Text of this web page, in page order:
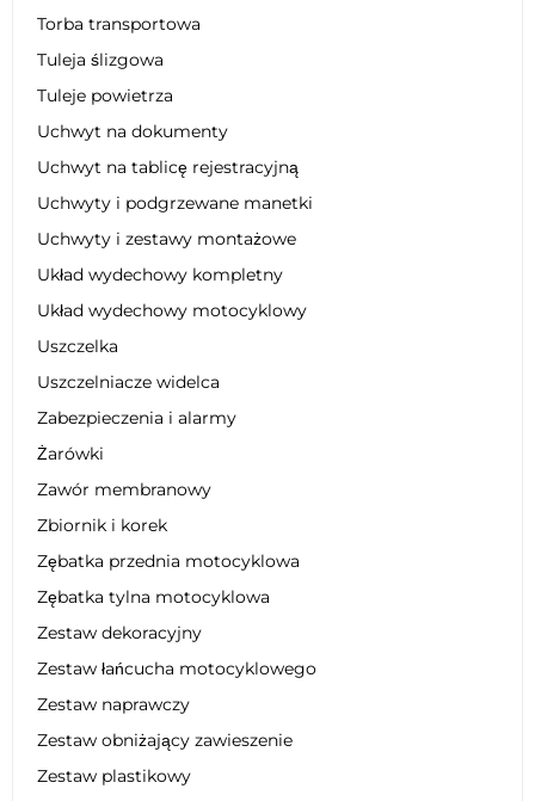
Torba transportowa
Tuleja ślizgowa
Tuleje powietrza
Uchwyt na dokumenty
Uchwyt na tablicę rejestracyjną
Uchwyty i podgrzewane manetki
Uchwyty i zestawy montażowe
Układ wydechowy kompletny
Układ wydechowy motocyklowy
Uszczelka
Uszczelniacze widelca
Zabezpieczenia i alarmy
Żarówki
Zawór membranowy
Zbiornik i korek
Zębatka przednia motocyklowa
Zębatka tylna motocyklowa
Zestaw dekoracyjny
Zestaw łańcucha motocyklowego
Zestaw naprawczy
Zestaw obniżający zawieszenie
Zestaw plastikowy